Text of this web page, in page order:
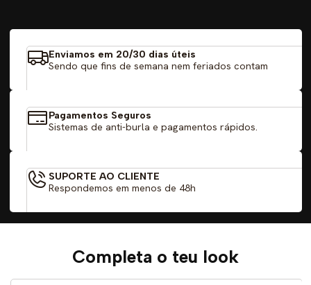
Enviamos em 20/30 dias úteis
Sendo que fins de semana nem feriados contam
Pagamentos Seguros
Sistemas de anti-burla e pagamentos rápidos.
SUPORTE AO CLIENTE
Respondemos em menos de 48h
Completa o teu look